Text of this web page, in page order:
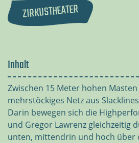
ZIRKUSTHEATER
Inhalt
Zwischen 15 Meter hohen
mehrstöckiges Netz aus
Darin bewegen sich die
und Gregor Lawrenz gleichzeitig
unten, mittendrin und hoch über